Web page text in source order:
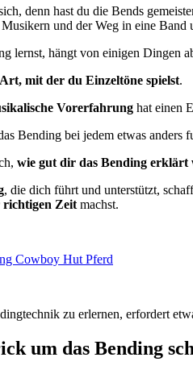
denn hast du die Bends
Musikern und der Weg in eine
lernst, hängt von einigen Dingen
mit der du Einzeltöne spielst.
Vorerfahrung hat einen
Bending bei jedem etwas
wie gut dir das Bending erklärt
, die dich führt und unterstützt,
Zeit machst.
zu erlernen, erfordert
um das Bending